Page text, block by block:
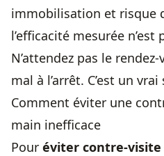
immobilisation et risque
l’efficacité mesurée n’est
N’attendez pas le
mal à l’arrêt. C’est un
Comment éviter une
main inefficace
Pour éviter contre-